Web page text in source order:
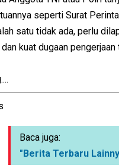
seperti Surat
satu tidak ada, perlu
kuat dugaan
Baca juga:
"Berita Terbaru